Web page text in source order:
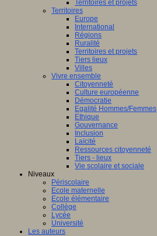
Territoires et projets
Territoires
Europe
International
Régions
Ruralité
Territoires et projets
Tiers lieux
Villes
Vivre ensemble
Citoyenneté
Culture européenne
Démocratie
Egalité Hommes/Femmes
Ethique
Gouvernance
Inclusion
Laïcité
Ressources citoyenneté
Tiers - lieux
Vie scolaire et sociale
Niveaux
Périscolaire
Ecole maternelle
Ecole élémentaire
Collège
Lycée
Université
Les auteurs